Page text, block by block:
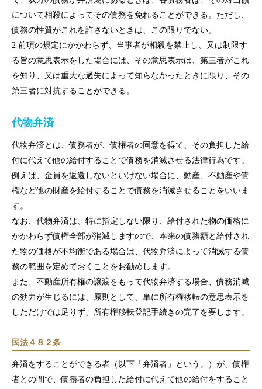
個人のお客様
法人のお客様
事務所紹介
弁護士紹介
特別顧問
弁護士費用
お客様の声
について相殺によってその債務を免れることができる。ただし、
債務の性質がこれを許さないときは、この限りでない。
2 前項の規定にかかわらず、当事者が相殺を禁止し、又は制限す
る旨の意思表示をした場合には、その意思表示は、第三者がこれ
を知り、又は重大な過失によって知らなかったときに限り、その
第三者に対抗することができる。
代物弁済
代物弁済とは、債務者が、債権者の同意を得て、その負担した給
付に代えて他の給付することで債務を消滅させる法律行為です。
例えば、金員を返還しないといけない場合に、動産、不動産や債
権など他の財産を給付することで債務を消滅させることをいいま
す。
なお、代物弁済は、特に指定しない限り、給付された物の価格に
かかわらず債権全部が消滅しますので、本来の債務額と給付され
た物の価格が不均衡である場合は、代物弁済によって消滅する債
務の範囲を定めておくことをお勧めします。
また、不動産所有権の譲渡をもって代物弁済する場合、債務消滅
の効力が生じるには、原則として、単に所有権移転の意思表示を
しただけでは足りず、所有権移転登記手続きの完了を要します。
民法４８２条
弁済をすることができる者（以下「弁済者」という。）が、債権
者との間で、債務者の負担した給付に代えて他の給付をすること